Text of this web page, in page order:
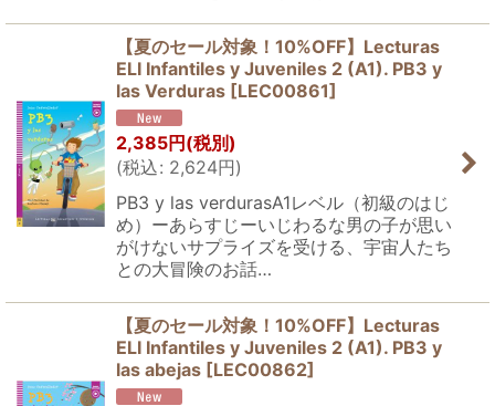
【夏のセール対象！10%OFF】Lecturas
ELI Infantiles y Juveniles 2 (A1). PB3 y
las Verduras [LEC00861]
2,385円 (税別)
(税込: 2,624円)
PB3 y las verdurasA1レベル（初級のはじ
め）ーあらすじーいじわるな男の子が思い
がけないサプライズを受ける、宇宙人たち
との大冒険のお話…
【夏のセール対象！10%OFF】Lecturas
ELI Infantiles y Juveniles 2 (A1). PB3 y
las abejas [LEC00862]